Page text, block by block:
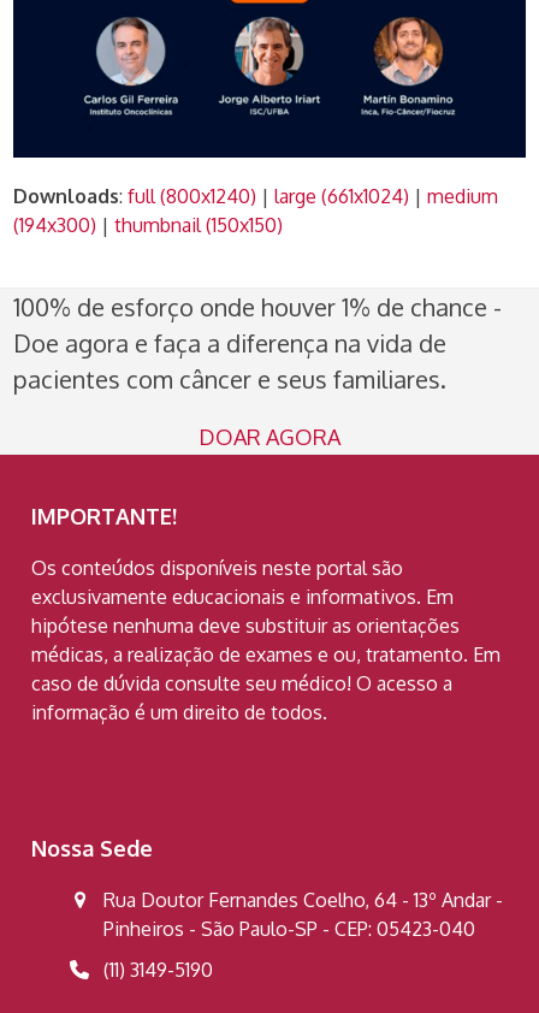
Downloads:full (800x1240) |large (661x1024) |medium
(194x300) |thumbnail (150x150)
100% de esforço onde houver 1% de chance -
Doe agora e faça a diferença na vida de
pacientes com câncer e seus familiares.
DOAR AGORA
IMPORTANTE!
Os conteúdos disponíveis neste portal são
exclusivamente educacionais e informativos. Em
hipótese nenhuma deve substituir as orientações
médicas, a realização de exames e ou, tratamento. Em
caso de dúvida consulte seu médico! O acesso a
informação é um direito de todos.
Nossa Sede
Rua Doutor Fernandes Coelho, 64 - 13º Andar -
Pinheiros - São Paulo-SP - CEP: 05423-040
(11) 3149-5190